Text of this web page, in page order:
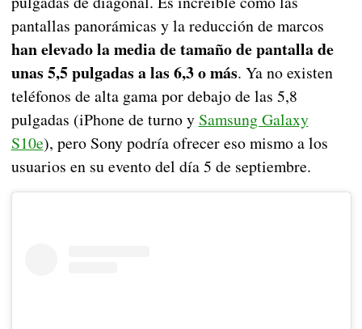
pantallas panorámicas y la reducción de marcos
han elevado la media de tamaño de pantalla de
unas 5,5 pulgadas a las 6,3 o más. Ya no existen
teléfonos de alta gama por debajo de las 5,8
pulgadas (iPhone de turno y Samsung Galaxy
S10e), pero Sony podría ofrecer eso mismo a los
usuarios en su evento del día 5 de septiembre.